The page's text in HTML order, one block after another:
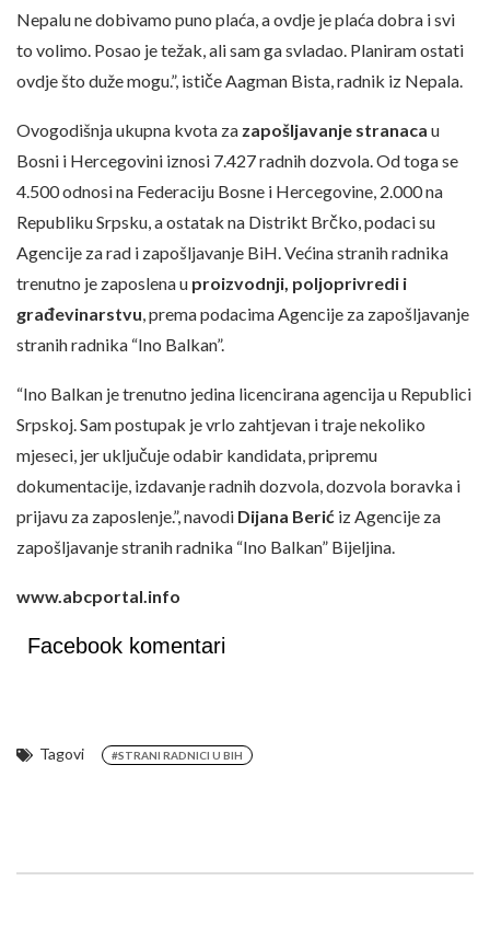
Nepalu ne dobivamo puno plaća, a ovdje je plaća dobra i svi
to volimo. Posao je težak, ali sam ga svladao. Planiram ostati
ovdje što duže mogu.”, ističe Aagman Bista, radnik iz Nepala.
Ovogodišnja ukupna kvota za zapošljavanje stranaca u
Bosni i Hercegovini iznosi 7.427 radnih dozvola. Od toga se
4.500 odnosi na Federaciju Bosne i Hercegovine, 2.000 na
Republiku Srpsku, a ostatak na Distrikt Brčko, podaci su
Agencije za rad i zapošljavanje BiH. Većina stranih radnika
trenutno je zaposlena u proizvodnji, poljoprivredi i
građevinarstvu , prema podacima Agencije za zapošljavanje
stranih radnika “Ino Balkan”.
“Ino Balkan je trenutno jedina licencirana agencija u Republici
Srpskoj. Sam postupak je vrlo zahtjevan i traje nekoliko
mjeseci, jer uključuje odabir kandidata, pripremu
dokumentacije, izdavanje radnih dozvola, dozvola boravka i
prijavu za zaposlenje.”, navodi Dijana Berić iz Agencije za
zapošljavanje stranih radnika “Ino Balkan” Bijeljina.
www.abcportal.info
Facebook komentari
Tagovi #STRANI RADNICI U BIH